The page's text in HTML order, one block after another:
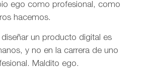
ego como profesional, como
hacemos.
diseñar un producto digital es
y no en la carrera de uno
Maldito ego.